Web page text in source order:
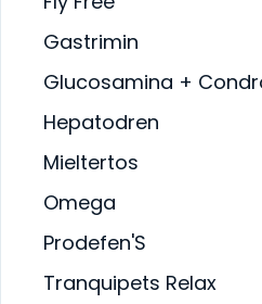
Gastrimin
Glucosamina +
Hepatodren
Mieltertos
Omega
Prodefen'S
Tranquipets Relax